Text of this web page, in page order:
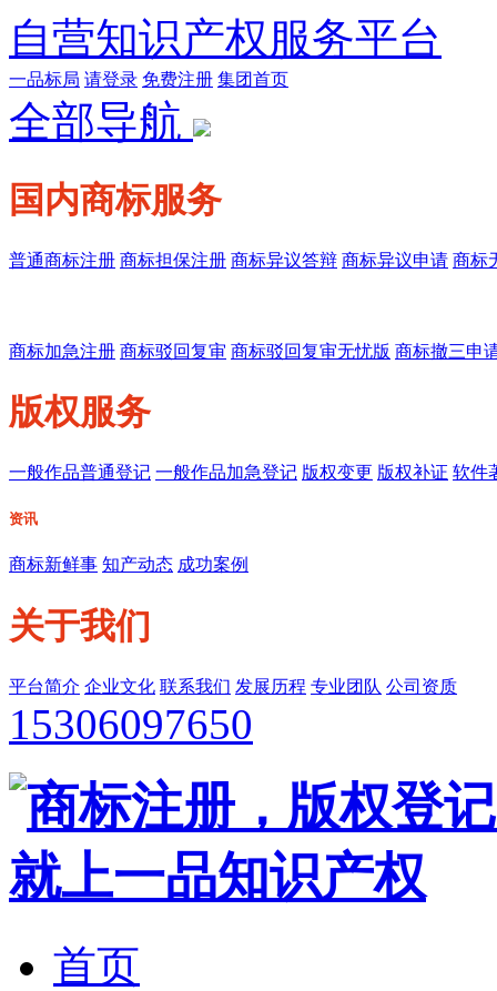
自营知识产权服务平台
一品标局 请登录 免费注册 集团首页
全部导航
国内商标服务
普通商标注册 商标担保注册 商标异议答辩 商标异议申请 商标
商标加急注册 商标驳回复审 商标驳回复审无忧版 商标撤三申
版权服务
一般作品普通登记 一般作品加急登记 版权变更 版权补证 软件
资讯
商标新鲜事 知产动态 成功案例
关于我们
平台简介 企业文化 联系我们 发展历程 专业团队 公司资质
15306097650
首页